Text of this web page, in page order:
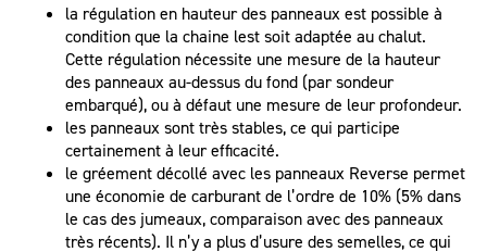
la régulation en hauteur des panneaux est possible à
condition que la chaine lest soit adaptée au chalut.
Cette régulation nécessite une mesure de la hauteur
des panneaux au-dessus du fond (par sondeur
embarqué), ou à défaut une mesure de leur profondeur.
les panneaux sont très stables, ce qui participe
certainement à leur efficacité.
le gréement décollé avec les panneaux Reverse permet
une économie de carburant de l’ordre de 10% (5% dans
le cas des jumeaux, comparaison avec des panneaux
très récents). Il n’y a plus d’usure des semelles, ce qui